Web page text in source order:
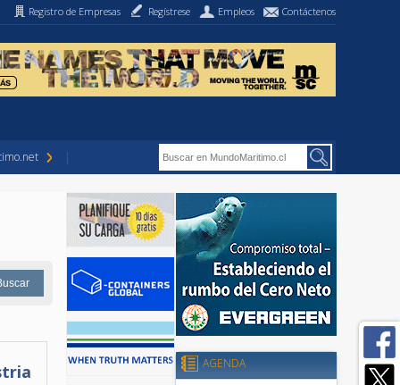
Registro de Empresas Regístrese Empleos Contáctenos
AGENDA